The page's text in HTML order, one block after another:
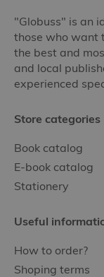
"Globuss" is an
those who want
the best and
and local
experienced
Store categories
Book catalog
E-book catalog
Stationery
Useful
How to order?
Shoping terms